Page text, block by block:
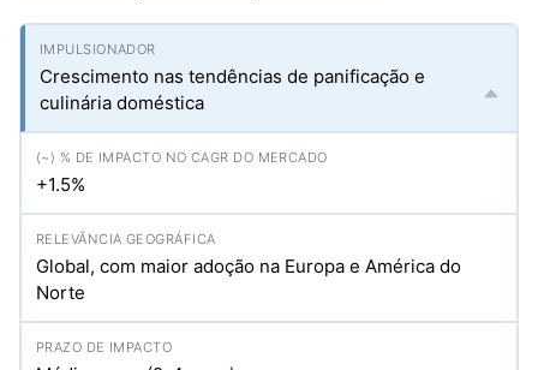
Crescimento nas tendências de panificação e
culinária doméstica
+1.5%
Global, com maior adoção na Europa e América do
Norte